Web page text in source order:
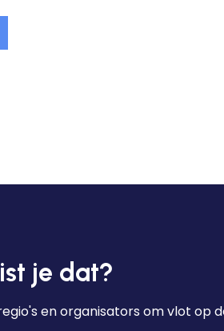
je dat?
en organisators om vlot op